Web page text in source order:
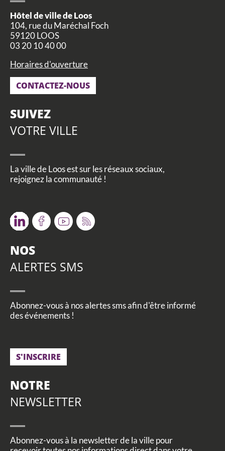
POLICE MUNICIPALE
Hôtel de ville de Loos
104, rue du Maréchal Foch
59120 LOOS
03 20 10 40 00
Horaires d'ouverture
CONTACTEZ-NOUS
SUIVEZ
VOTRE VILLE
La ville de Loos est sur les réseaux sociaux,
rejoignez la communauté !
TwitterFacebookYoutube
RSS
NOS
ALERTES SMS
Abonnez-vous à nos alertes sms afin d'être informé
des événements !
S'INSCRIRE
NOTRE
NEWSLETTER
Abonnez-vous à la newsletter de la ville pour